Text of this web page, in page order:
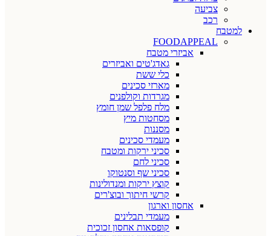
צביעה
רכב
למטבח
FOODAPPEAL
אביזרי מטבח
גאדג'טים ואביזרים
כלי ששת
מארזי סכינים
מגרדות וקולפנים
מלח פלפל שמן חומץ
מסחטות מיץ
מסננות
מעמדי סכינים
סכיני ירקות ומטבח
סכיני לחם
סכיני שף וסנטוקו
קוצץ ירקות ומנדולינות
קרשי חיתוך ובוצ'רים
אחסון וארגון
מעמדי תבלינים
קופסאות אחסון זכוכית